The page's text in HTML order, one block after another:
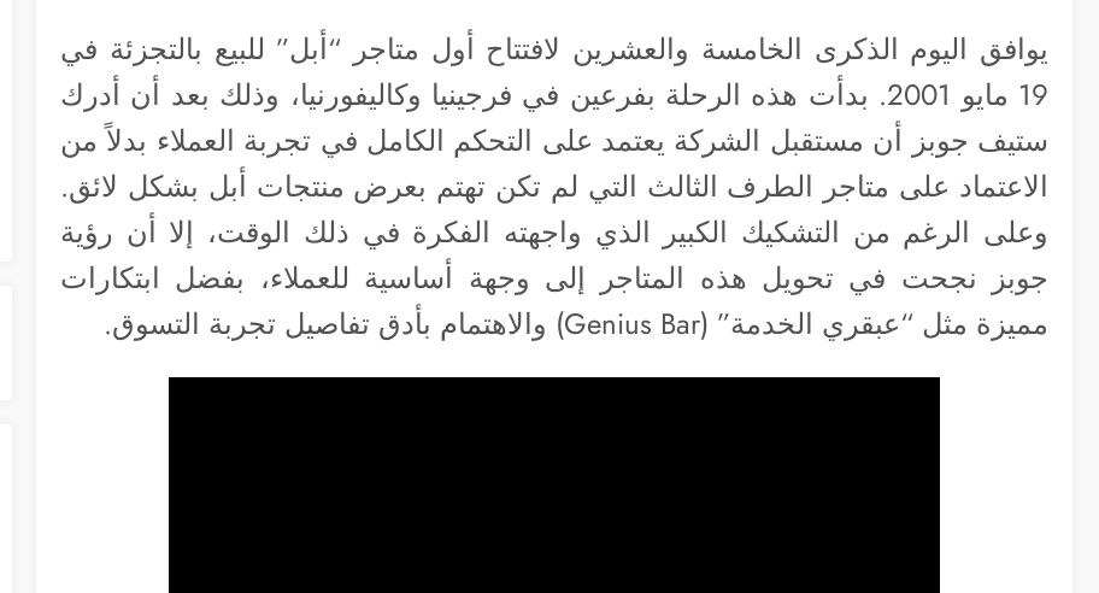
يوافق اليوم الذكرى الخامسة والعشرين لافتتاح أول متاجر “أبل” للبيع بالتجزئة في
19 مايو 2001. بدأت هذه الرحلة بفرعين في فرجينيا وكاليفورنيا، وذلك بعد أن أدرك
ستيف جوبز أن مستقبل الشركة يعتمد على التحكم الكامل في تجربة العملاء بدلاً من
الاعتماد على متاجر الطرف الثالث التي لم تكن تهتم بعرض منتجات أبل بشكل لائق.
وعلى الرغم من التشكيك الكبير الذي واجهته الفكرة في ذلك الوقت، إلا أن رؤية
جوبز نجحت في تحويل هذه المتاجر إلى وجهة أساسية للعملاء، بفضل ابتكارات
مميزة مثل “عبقري الخدمة” (Genius Bar) والاهتمام بأدق تفاصيل تجربة التسوق.